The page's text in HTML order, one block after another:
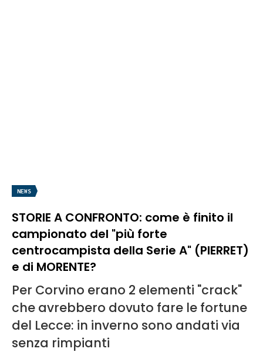
NEWS
STORIE A CONFRONTO: come è finito il
campionato del "più forte
centrocampista della Serie A" (PIERRET)
e di MORENTE?
Per Corvino erano 2 elementi "crack"
che avrebbero dovuto fare le fortune
del Lecce: in inverno sono andati via
senza rimpianti